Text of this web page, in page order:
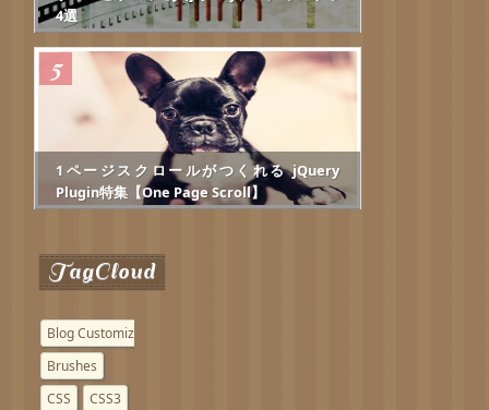
4選
1ページスクロールがつくれる jQuery
Plugin特集【One Page Scroll】
TagCloud
Blog Customize
Brushes
CSS
CSS3